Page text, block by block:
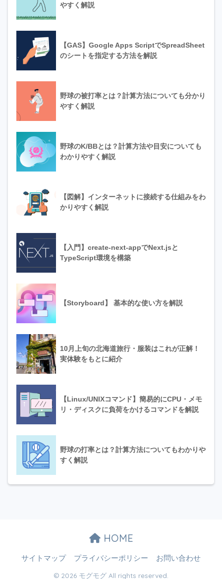
やすく解説
【GAS】Google Apps ScriptでSpreadSheet
のシートを指定する方法を解説
野球の被打率とは？計算方法についても分かり
やすく解説
野球のK/BBとは？計算方法や目安についても
わかりやすく解説
【図解】インターネットに接続する仕組みをわ
かりやすく解説
【入門】create-next-appでNext.jsと
TypeScript環境を構築
【Storyboard】 基本的な使い方を解説
10月上旬の北海道旅行・服装はこれが正解！
実体験をもとに紹介
【Linux/UNIXコマンド】簡易的にCPU・メモ
リ・ディスクに負荷をかけるコマンドを解説
野球の打率とは？計算方法についてもわかりや
すく解説
HOME
サイトマップ プライバシーポリシー お問い合わせ
© 2026 モグモグ All rights reserved.